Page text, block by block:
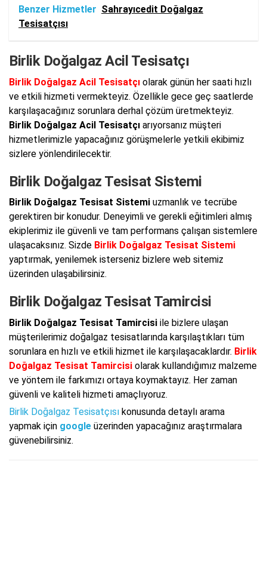
Benzer Hizmetler Sahrayıcedit Doğalgaz
Tesisatçısı
Birlik Doğalgaz Acil Tesisatçı
Birlik Doğalgaz Acil Tesisatçı olarak günün her saati hızlı
ve etkili hizmeti vermekteyiz. Özellikle gece geç saatlerde
karşılaşacağınız sorunlara derhal çözüm üretmekteyiz.
Birlik Doğalgaz Acil Tesisatçı arıyorsanız müşteri
hizmetlerimizle yapacağınız görüşmelerle yetkili ekibimiz
sizlere yönlendirilecektir.
Birlik Doğalgaz Tesisat Sistemi
Birlik Doğalgaz Tesisat Sistemi uzmanlık ve tecrübe
gerektiren bir konudur. Deneyimli ve gerekli eğitimleri almış
ekiplerimiz ile güvenli ve tam performans çalışan sistemlere
ulaşacaksınız. Sizde Birlik Doğalgaz Tesisat Sistemi
yaptırmak, yenilemek isterseniz bizlere web sitemiz
üzerinden ulaşabilirsiniz.
Birlik Doğalgaz Tesisat Tamircisi
Birlik Doğalgaz Tesisat Tamircisi ile bizlere ulaşan
müşterilerimiz doğalgaz tesisatlarında karşılaştıkları tüm
sorunlara en hızlı ve etkili hizmet ile karşılaşacaklardır. Birlik
Doğalgaz Tesisat Tamircisi olarak kullandığımız malzeme
ve yöntem ile farkımızı ortaya koymaktayız. Her zaman
güvenli ve kaliteli hizmeti amaçlıyoruz.
Birlik Doğalgaz Tesisatçısı konusunda detaylı arama
yapmak için google üzerinden yapacağınız araştırmalara
güvenebilirsiniz.